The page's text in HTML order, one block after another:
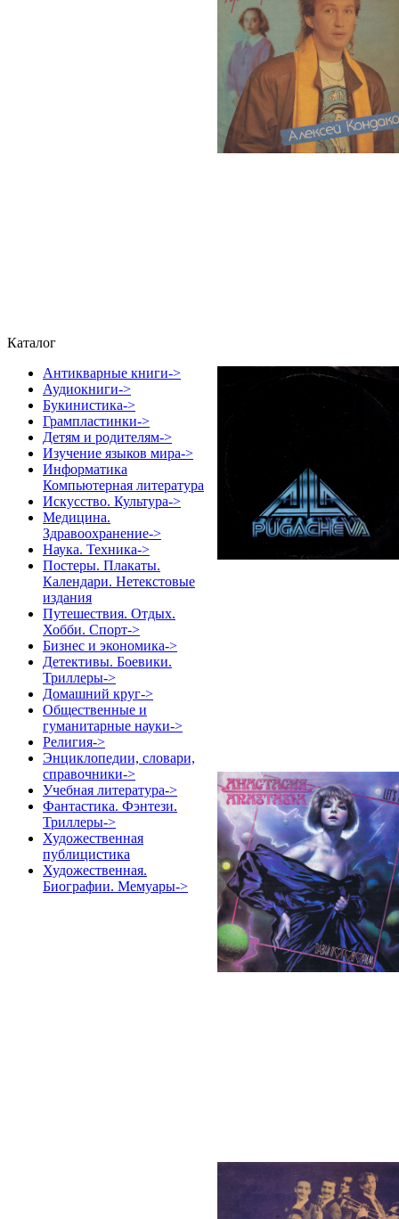
Каталог
Антикварные книги->
Аудиокниги->
Букинистика->
Грампластинки->
Детям и родителям->
Изучение языков мира->
Информатика
Компьютерная литература
Искусство. Культура->
Медицина.
Здравоохранение->
Наука. Техника->
Постеры. Плакаты.
Календари. Нетекстовые
издания
Путешествия. Отдых.
Хобби. Спорт->
Бизнес и экономика->
Детективы. Боевики.
Триллеры->
Домашний круг->
Общественные и
гуманитарные науки->
Религия->
Энциклопедии, словари,
справочники->
Учебная литература->
Фантастика. Фэнтези.
Триллеры->
Художественная
публицистика
Художественная.
Биографии. Мемуары->